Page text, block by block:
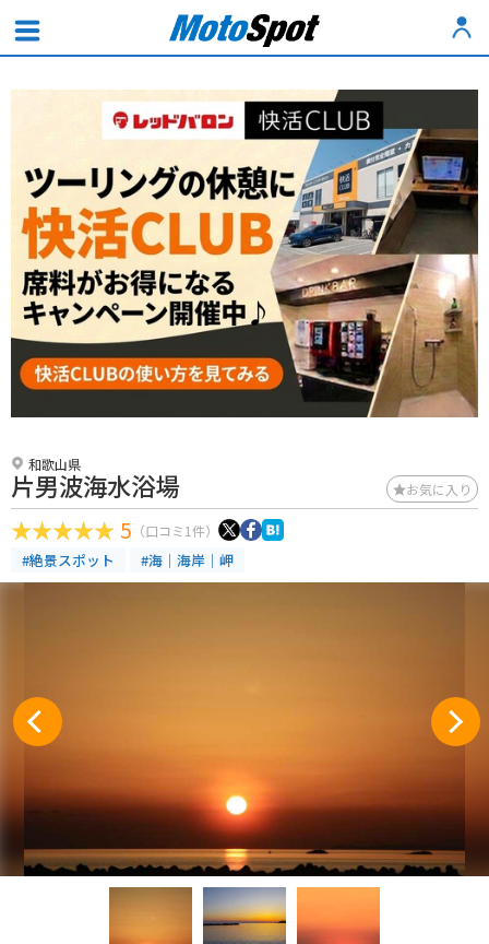
和歌山県
片男波海水浴場 お気に入り
5 （口コミ1件）
#絶景スポット #海｜海岸｜岬